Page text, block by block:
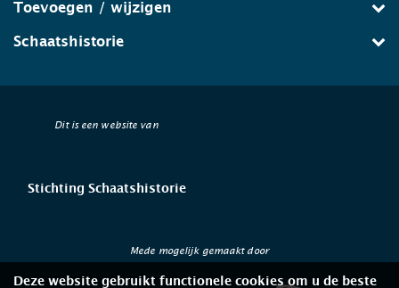
Toevoegen / wijzigen
Schaatshistorie
Dit is een website van
Stichting Schaatshistorie
Mede mogelijk gemaakt door
Deze website gebruikt functionele cookies om u de beste